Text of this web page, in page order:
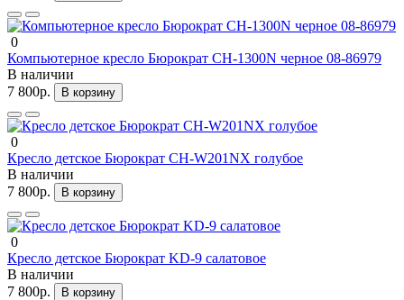
0
Компьютерное кресло Бюрократ CH-1300N черное 08-86979
В наличии
7 800р.
В корзину
0
Кресло детское Бюрократ CH-W201NX голубое
В наличии
7 800р.
В корзину
0
Кресло детское Бюрократ KD-9 салатовое
В наличии
7 800р.
В корзину